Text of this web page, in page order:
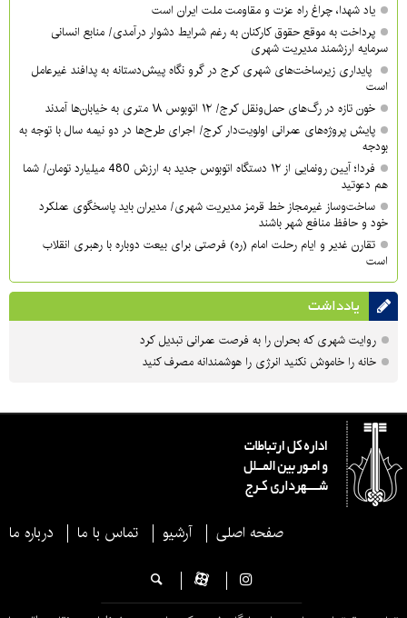
یاد شهدا، چراغ راه عزت و مقاومت ملت ایران است
پرداخت به موقع حقوق کارکنان به رغم شرایط دشوار درآمدی/ منابع انسانی
سرمایه ارزشمند مدیریت شهری
پایداری زیرساخت‌های شهری کرج در گرو نگاه پیش‌دستانه به پدافند غیرعامل
است
خون تازه در رگ‌های حمل‌ونقل کرج/ ۱۲ اتوبوس ۱۸ متری به خیابان‌ها آمدند
پایش پروژه‌های عمرانی اولویت‌دار کرج/ اجرای طرح‌ها در دو نیمه سال با توجه به
بودجه
فردا؛ آیین رونمایی از ۱۲ دستگاه اتوبوس جدید به ارزش 480 میلیارد تومان/ شما
هم دعوتید
ساخت‌وساز غیرمجاز خط قرمز مدیریت شهری‌/ مدیران باید پاسخگوی عملکرد
خود و حافظ منافع شهر باشند
تقارن غدیر و ایام رحلت امام (ره) فرصتی برای بیعت دوباره با رهبری انقلاب
است
یادداشت
روایت شهری که بحران را به فرصت عمرانی تبدیل کرد
خانه را خاموش نکنید انرژی را هوشمندانه مصرف کنید
صفحه اصلی آرشیو تماس با ما درباره ما